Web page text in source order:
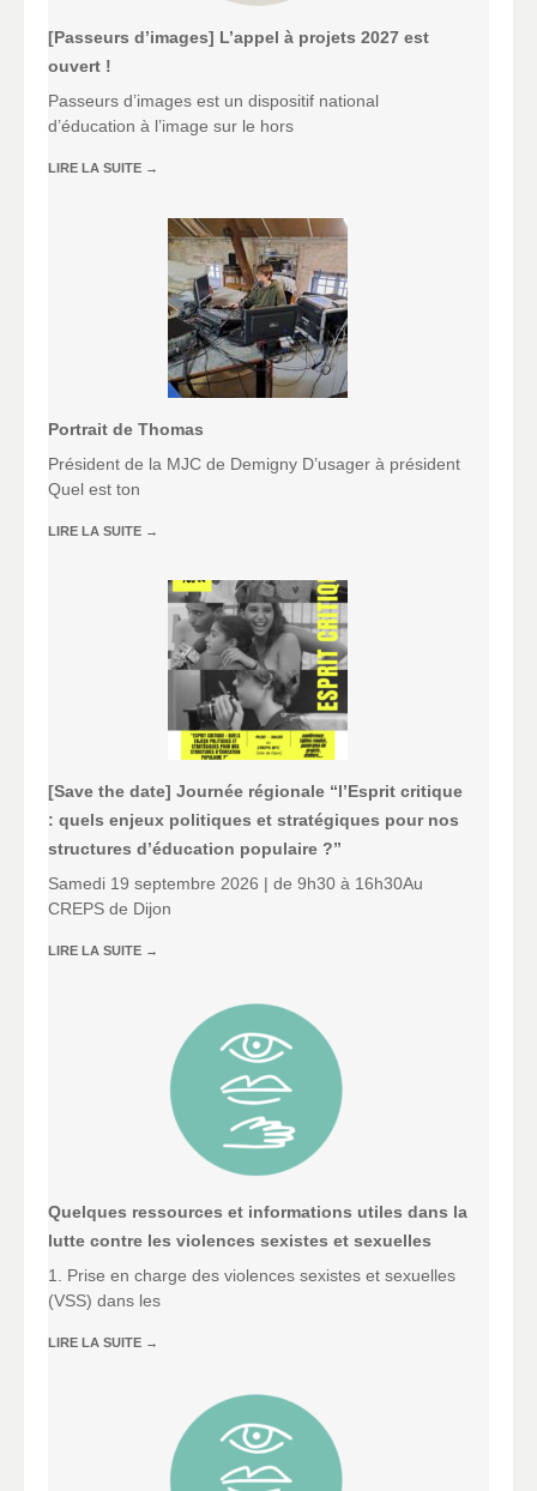
[Passeurs d’images] L’appel à projets 2027 est
ouvert !
Passeurs d’images est un dispositif national
d’éducation à l’image sur le hors
LIRE LA SUITE →
Portrait de Thomas
Président de la MJC de Demigny D’usager à président
Quel est ton
LIRE LA SUITE →
[Save the date] Journée régionale “l’Esprit critique
: quels enjeux politiques et stratégiques pour nos
structures d’éducation populaire ?”
Samedi 19 septembre 2026 | de 9h30 à 16h30Au
CREPS de Dijon
LIRE LA SUITE →
Quelques ressources et informations utiles dans la
lutte contre les violences sexistes et sexuelles
1. Prise en charge des violences sexistes et sexuelles
(VSS) dans les
LIRE LA SUITE →